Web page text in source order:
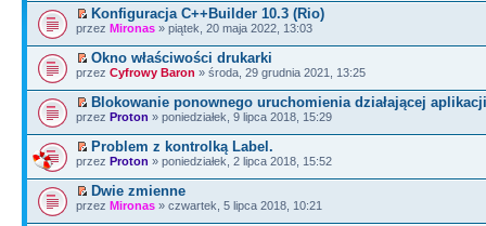
Konfiguracja C++Builder 10.3 (Rio)
przez Mironas » piątek, 20 maja 2022, 13:03
Okno właściwości drukarki
przez Cyfrowy Baron » środa, 29 grudnia 2021, 13:25
Blokowanie ponownego uruchomienia działającej
przez Proton » poniedziałek, 9 lipca 2018, 15:29
Problem z kontrolką Label.
przez Proton » poniedziałek, 2 lipca 2018, 15:52
Dwie zmienne
przez Mironas » czwartek, 5 lipca 2018, 10:21